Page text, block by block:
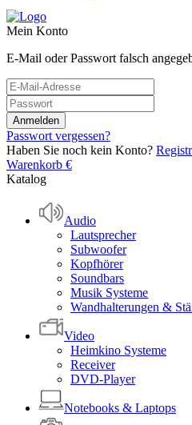
Mein Konto
E-Mail oder Passwort falsch
Passwort vergessen?
Haben Sie noch kein Konto?
Warenkorb €
Katalog
Audio
Lautsprecher
Subwoofer
Kopfhörer
Soundbars
Musik Systeme
Wandhalterungen &
Video
Heimkino Systeme
Receiver
DVD-Player
Notebooks & Laptops